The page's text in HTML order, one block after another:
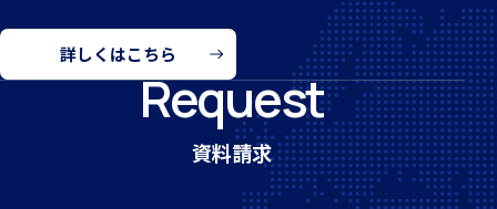
詳しくはこちら
Request
資料請求
スーパーサイエンスハイスクール(SSH)